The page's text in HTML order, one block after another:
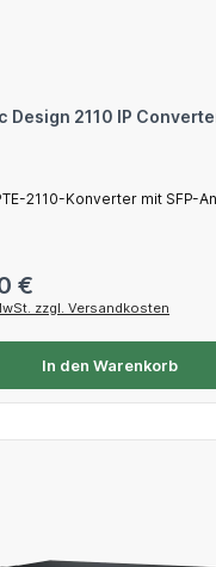
Design 2110 IP
2110-Konverter mit SFP-
€
zzgl. Versandkosten
In den Warenkorb